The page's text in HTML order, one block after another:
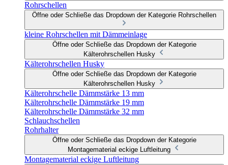
Rohrschellen
Öffne oder Schließe das Dropdown der Kategorie Rohrschellen
kleine Rohrschellen mit Dämmeinlage
Öffne oder Schließe das Dropdown der Kategorie
Kälterohrschellen Husky
Kälterohrschellen Husky
Öffne oder Schließe das Dropdown der Kategorie
Kälterohrschellen Husky
Kälterohrschelle Dämmstärke 13 mm
Kälterohrschelle Dämmstärke 19 mm
Kälterohrschelle Dämmstärke 32 mm
Schlauchschellen
Rohrhalter
Öffne oder Schließe das Dropdown der Kategorie
Montagematerial eckige Luftleitung
Montagematerial eckige Luftleitung